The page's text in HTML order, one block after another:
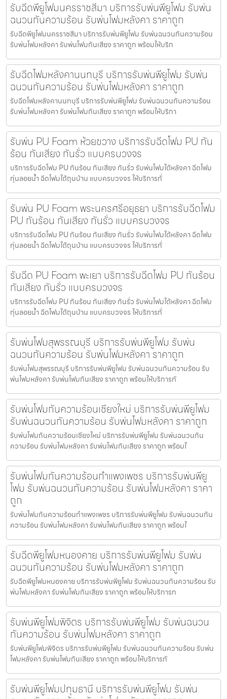
รับฉีดพียูโฟมนครราชสีมา บริการรับพ่นพียูโฟม รับพ่น
ฉนวนกันความร้อน รับพ่นโฟมหลังคา ราคาถูก
รับฉีดพียูโฟมนครราชสีมา บริการรับพ่นพียูโฟม รับพ่นฉนวนกันความร้อน
รับพ่นโฟมหลังคา รับพ่นโฟมกันเสียง ราคาถูก พร้อมให้บริก
รับฉีดโฟมหลังคานนทบุรี บริการรับพ่นพียูโฟม รับพ่น
ฉนวนกันความร้อน รับพ่นโฟมหลังคา ราคาถูก
รับฉีดโฟมหลังคานนทบุรี บริการรับพ่นพียูโฟม รับพ่นฉนวนกันความร้อน
รับพ่นโฟมหลังคา รับพ่นโฟมกันเสียง ราคาถูก พร้อมให้บริกา
รับพ่น PU Foam ห้วยขวาง บริการรับฉีดโฟม PU กัน
ร้อน กันเสียง กันรั่ว แบบครบวงจร
บริการรับฉีดโฟม PU กันร้อน กันเสียง กันรั่ว รับพ่นโฟมใต้หลังคา ฉีดโฟม
ทุ่นลอยน้ำ ฉีดโฟมใต้ถุนบ้าน แบบครบวงจร ให้บริการทั่
รับพ่น PU Foam พระนครศรีอยุธยา บริการรับฉีดโฟม
PU กันร้อน กันเสียง กันรั่ว แบบครบวงจร
บริการรับฉีดโฟม PU กันร้อน กันเสียง กันรั่ว รับพ่นโฟมใต้หลังคา ฉีดโฟม
ทุ่นลอยน้ำ ฉีดโฟมใต้ถุนบ้าน แบบครบวงจร ให้บริการทั่
รับฉีด PU Foam พะเยา บริการรับฉีดโฟม PU กันร้อน
กันเสียง กันรั่ว แบบครบวงจร
บริการรับฉีดโฟม PU กันร้อน กันเสียง กันรั่ว รับพ่นโฟมใต้หลังคา ฉีดโฟม
ทุ่นลอยน้ำ ฉีดโฟมใต้ถุนบ้าน แบบครบวงจร ให้บริการทั่
รับพ่นโฟมสุพรรณบุรี บริการรับพ่นพียูโฟม รับพ่น
ฉนวนกันความร้อน รับพ่นโฟมหลังคา ราคาถูก
รับพ่นโฟมสุพรรณบุรี บริการรับพ่นพียูโฟม รับพ่นฉนวนกันความร้อน รับ
พ่นโฟมหลังคา รับพ่นโฟมกันเสียง ราคาถูก พร้อมให้บริการทั
รับพ่นโฟมกันความร้อนเชียงใหม่ บริการรับพ่นพียูโฟม
รับพ่นฉนวนกันความร้อน รับพ่นโฟมหลังคา ราคาถูก
รับพ่นโฟมกันความร้อนเชียงใหม่ บริการรับพ่นพียูโฟม รับพ่นฉนวนกัน
ความร้อน รับพ่นโฟมหลังคา รับพ่นโฟมกันเสียง ราคาถูก พร้อมใ
รับพ่นโฟมกันความร้อนกำแพงเพชร บริการรับพ่นพียู
โฟม รับพ่นฉนวนกันความร้อน รับพ่นโฟมหลังคา ราคา
ถูก
รับพ่นโฟมกันความร้อนกำแพงเพชร บริการรับพ่นพียูโฟม รับพ่นฉนวนกัน
ความร้อน รับพ่นโฟมหลังคา รับพ่นโฟมกันเสียง ราคาถูก พร้อมใ
รับฉีดพียูโฟมหนองคาย บริการรับพ่นพียูโฟม รับพ่น
ฉนวนกันความร้อน รับพ่นโฟมหลังคา ราคาถูก
รับฉีดพียูโฟมหนองคาย บริการรับพ่นพียูโฟม รับพ่นฉนวนกันความร้อน รับ
พ่นโฟมหลังคา รับพ่นโฟมกันเสียง ราคาถูก พร้อมให้บริการท
รับพ่นพียูโฟมพิจิตร บริการรับพ่นพียูโฟม รับพ่นฉนวน
กันความร้อน รับพ่นโฟมหลังคา ราคาถูก
รับพ่นพียูโฟมพิจิตร บริการรับพ่นพียูโฟม รับพ่นฉนวนกันความร้อน รับพ่น
โฟมหลังคา รับพ่นโฟมกันเสียง ราคาถูก พร้อมให้บริการทั
รับพ่นพียูโฟมปทุมธานี บริการรับพ่นพียูโฟม รับพ่น